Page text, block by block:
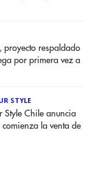
proyecto respaldado
por primera vez a
STYLE
Style Chile anuncia
la venta de